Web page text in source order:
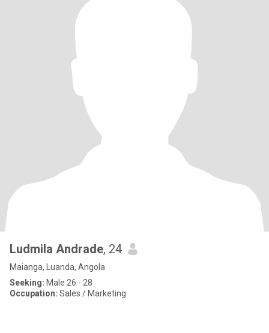
Ludmila Andrade, 24
Maianga, Luanda, Angola
Seeking: Male 26 - 28
Occupation: Sales / Marketing